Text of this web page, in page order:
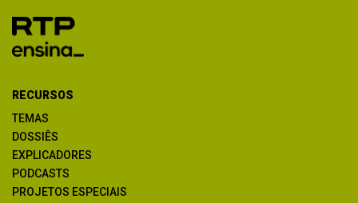
RECURSOS
TEMAS
DOSSIÊS
EXPLICADORES
PODCASTS
PROJETOS ESPECIAIS